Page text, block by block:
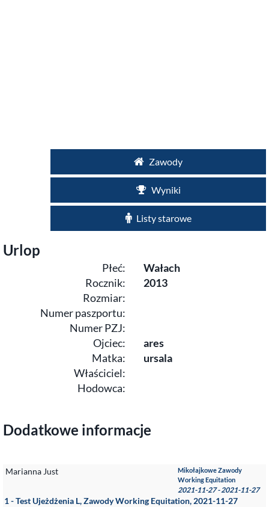
Zawody
Wyniki
Listy starowe
Urlop
Płeć:
Wałach
Rocznik:
2013
Rozmiar:
Numer paszportu:
Numer PZJ:
Ojciec:
ares
Matka:
ursala
Właściciel:
Hodowca:
Dodatkowe informacje
Marianna Just
Mikołajkowe Zawody
Working Equitation
2021-11-27 - 2021-11-27
1 - Test Ujeżdżenia L, Zawody Working Equitation, 2021-11-27